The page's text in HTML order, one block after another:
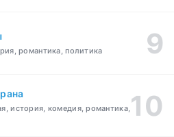
романтика, политика
история, комедия, романтика,